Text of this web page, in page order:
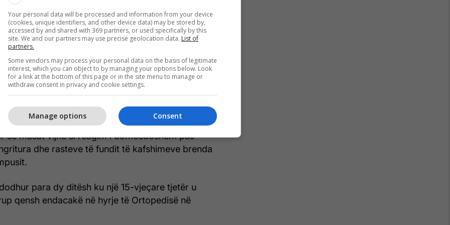
së, përfshirë drejtues institucionalë, Kliniken
Ligjore dhe Shërbimin e Sigurimit dhe
janë përfshirë edhe institucione të jashtme si
Agjencia e Ushqimit dhe Veterinarisë (AUV),
inspektorati komunal, kompania kontraktuese për
si dhe organizata të licencuara për
se masat vijnë si reagim i domosdoshëm pas
dhe rasteve të fundit të kafshimeve brenda
para dy ditësh ku një 15-vjeçare tjetër u
qensh endacakë në hyrje të Ortopedisë në
Your personal data will be processed and information from your device
(cookies, unique identifiers, and other device data) may be stored by,
accessed by and shared with 369 partners, or used specifically by this
site. We and our partners may use precise geolocation data. List of
partners.
Some vendors may process your personal data on the basis of legitimate
interest, which you can object to by managing your options below. Look
for a link at the bottom of this page or in the site menu to manage or
withdraw consent in privacy and cookie settings.
Consent
Manage options